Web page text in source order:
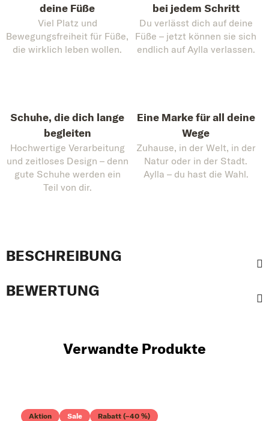
deine Füße
Viel Platz und
Bewegungsfreiheit für Füße,
die wirklich leben wollen.
bei jedem Schritt
Du verlässt dich auf deine
Füße – jetzt können sie sich
endlich auf Aylla verlassen.
Schuhe, die dich lange
begleiten
Hochwertige Verarbeitung
und zeitloses Design – denn
gute Schuhe werden ein
Teil von dir.
Eine Marke für all deine
Wege
Zuhause, in der Welt, in der
Natur oder in der Stadt.
Aylla – du hast die Wahl.
BESCHREIBUNG
BEWERTUNG
Verwandte Produkte
Aktion Sale Rabatt (–40 %)